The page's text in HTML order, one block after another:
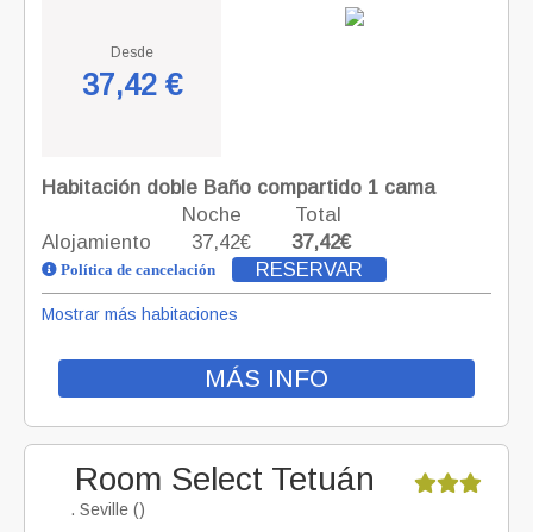
Desde
37,42 €
Habitación doble Baño compartido 1 cama
Noche
Total
Alojamiento
37,42€
37,42€
RESERVAR
Política de cancelación
Mostrar más habitaciones
MÁS INFO
Room Select Tetuán
. Seville ()